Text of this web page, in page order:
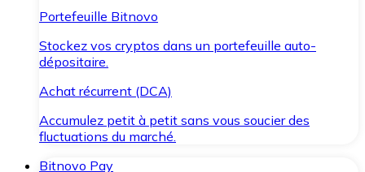
Portefeuille Bitnovo
Stockez vos cryptos dans un portefeuille auto-
dépositaire.
Achat récurrent (DCA)
Accumulez petit à petit sans vous soucier des
fluctuations du marché.
Bitnovo Pay